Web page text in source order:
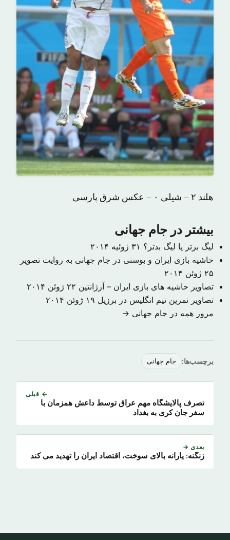
هلند ۲ – شیلی ۰ – عکس شرق پارسی
بیشتر در جام جهانی
لیگ برتر یا لیگ بدتر؟ ۳۱ ژوئیه ۲۰۱۴
حاشیه بازی ایران و بوسنی در جام جهانی به روایت تصویر
۲۵ ژوئن ۲۰۱۴
تصاویر حاشیه های بازی ایران – آرژانتین ۲۲ ژوئن ۲۰۱۴
تصاویر تمرین تیم انگلیس در برزیل ۱۹ ژوئن ۲۰۱۴
مرور همه در جام جهانی →
برچسب‌ها: جام جهانی
← قبلی
تصرف پالایشگاه مهم عراق توسط داعش همزمان با
سفر جان کری به بغداد
بعدی →
زنگنه: یارانه بالای سوخت، اقتصاد ایران را تهدید می کند